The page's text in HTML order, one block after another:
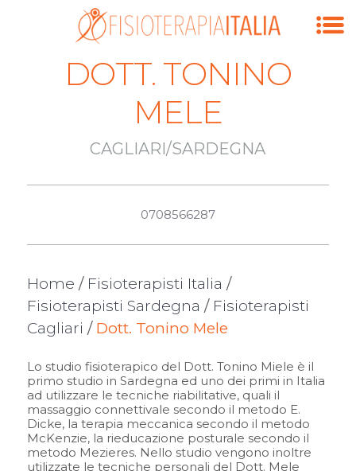
DOTT. TONINO
MELE
CAGLIARI/SARDEGNA
0708566287
Home / Fisioterapisti Italia /
Fisioterapisti Sardegna / Fisioterapisti
Cagliari / Dott. Tonino Mele
Lo studio fisioterapico del Dott. Tonino Miele è il
primo studio in Sardegna ed uno dei primi in Italia
ad utilizzare le tecniche riabilitative, quali il
massaggio connettivale secondo il metodo E.
Dicke, la terapia meccanica secondo il metodo
McKenzie, la rieducazione posturale secondo il
metodo Mezieres. Nello studio vengono inoltre
utilizzate le tecniche personali del Dott. Mele